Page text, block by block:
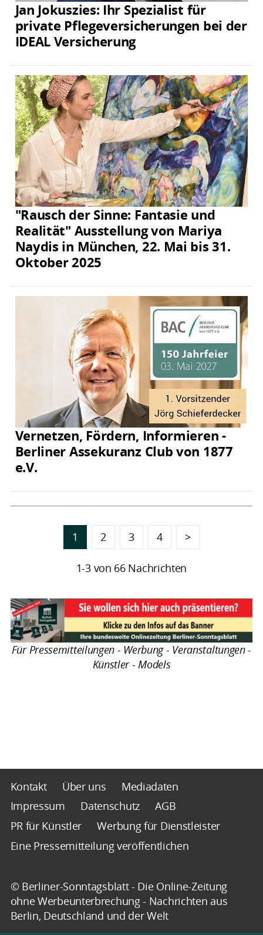
Jan Jokuszies: Ihr Spezialist für
private Pflegeversicherungen bei der
IDEAL Versicherung
"Rausch der Sinne: Fantasie und
Realität" Ausstellung von Mariya
Naydis in München, 22. Mai bis 31.
Oktober 2025
Vernetzen, Fördern, Informieren -
Berliner Assekuranz Club von 1877
e.V.
1 2 3 4 >
1-3 von 66 Nachrichten
Für Pressemitteilungen - Werbung - Veranstaltungen -
Künstler - Models
Kontakt Über uns
Mediadaten
Impressum
Datenschutz
AGB
PR für Künstler
Werbung für Dienstleister
Eine Pressemitteilung veröffentlichen
© Berliner-Sonntagsblatt - Die Online-Zeitung
ohne Werbeunterbrechung - Nachrichten aus
Berlin, Deutschland und der Welt